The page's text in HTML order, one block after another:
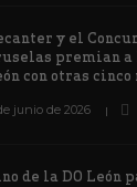
y el
premian a
con otras
junio de 2026
de la DO León